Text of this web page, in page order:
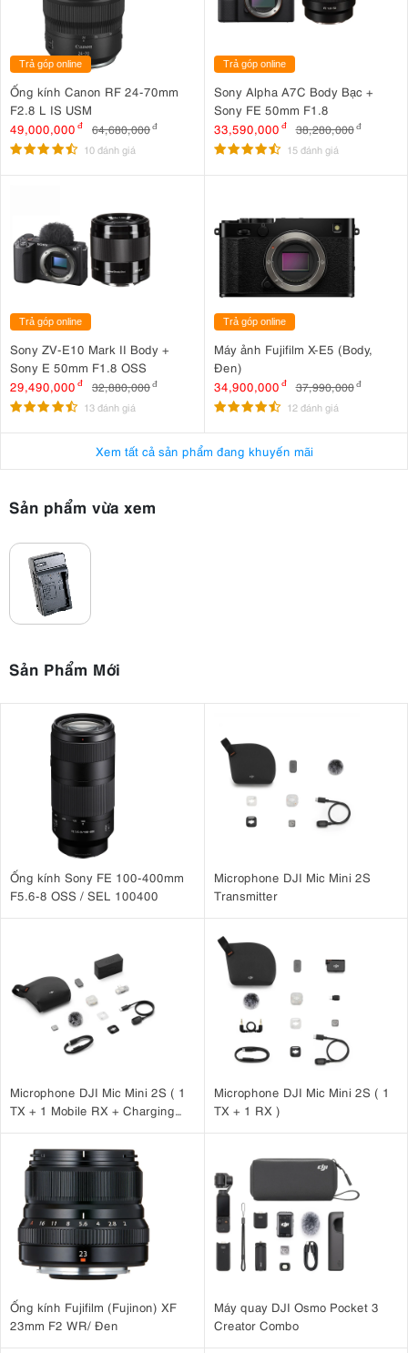
Trả góp online
Ống kính Canon RF 24-70mm
F2.8 L IS USM
49,000,000 đ 64,680,000đ
10 đánh giá
Trả góp online
Sony Alpha A7C Body Bạc +
Sony FE 50mm F1.8
33,590,000 đ 38,280,000 đ
15 đánh giá
Trả góp online
Sony ZV-E10 Mark II Body +
Sony E 50mm F1.8 OSS
29,490,000 đ 32,880,000đ
13 đánh giá
Trả góp online
Máy ảnh Fujifilm X-E5 (Body,
Đen)
34,900,000 đ 37,990,000 đ
12 đánh giá
Xem tất cả sản phẩm đang khuyến mãi
Sản phẩm vừa xem
Sản Phẩm Mới
Ống kính Sony FE 100-400mm
F5.6-8 OSS / SEL 100400
Microphone DJI Mic Mini 2S
Transmitter
Microphone DJI Mic Mini 2S ( 1
TX + 1 Mobile RX + Charging
Microphone DJI Mic Mini 2S ( 1
TX + 1 RX )
Ống kính Fujifilm (Fujinon) XF
23mm F2 WR/ Đen
Máy quay DJI Osmo Pocket 3
Creator Combo